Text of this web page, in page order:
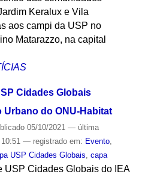
Keralux e Vila
aos campi da USP no
Matarazzo, na capital
Cidades Globais
do ONU-Habitat
05/10/2021 — última
— registrado em: Evento,
USP Cidades Globais, capa
USP Cidades Globais do IEA